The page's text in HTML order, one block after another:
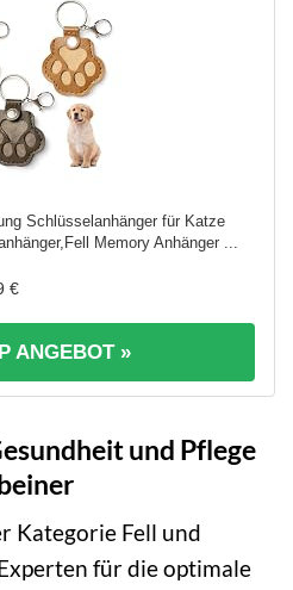
Schlüsselanhänger für Katze
Memory Anhänger ...
€
ANGEBOT »
und Pflege
Kategorie Fell und
für die optimale